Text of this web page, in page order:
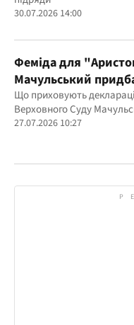
30.07.2026 14:00
Феміда для
Мачульський
вердикту на
Що приховують
Верховного Суду
27.07.2026 10:27